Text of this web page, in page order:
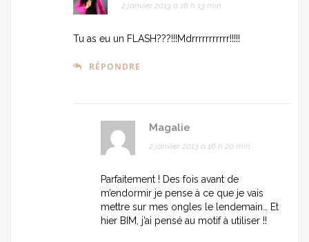
2 janvier 2013 à 16 h 13 min
Tu as eu un FLASH???!!!Mdrrrrrrrrrrr!!!!!
RÉPONDRE
Magalie
2 janvier 2013 à 16 h 20 min
Parfaitement ! Des fois avant de
m’endormir je pense à ce que je vais
mettre sur mes ongles le lendemain… Et
hier BIM, j’ai pensé au motif à utiliser !!